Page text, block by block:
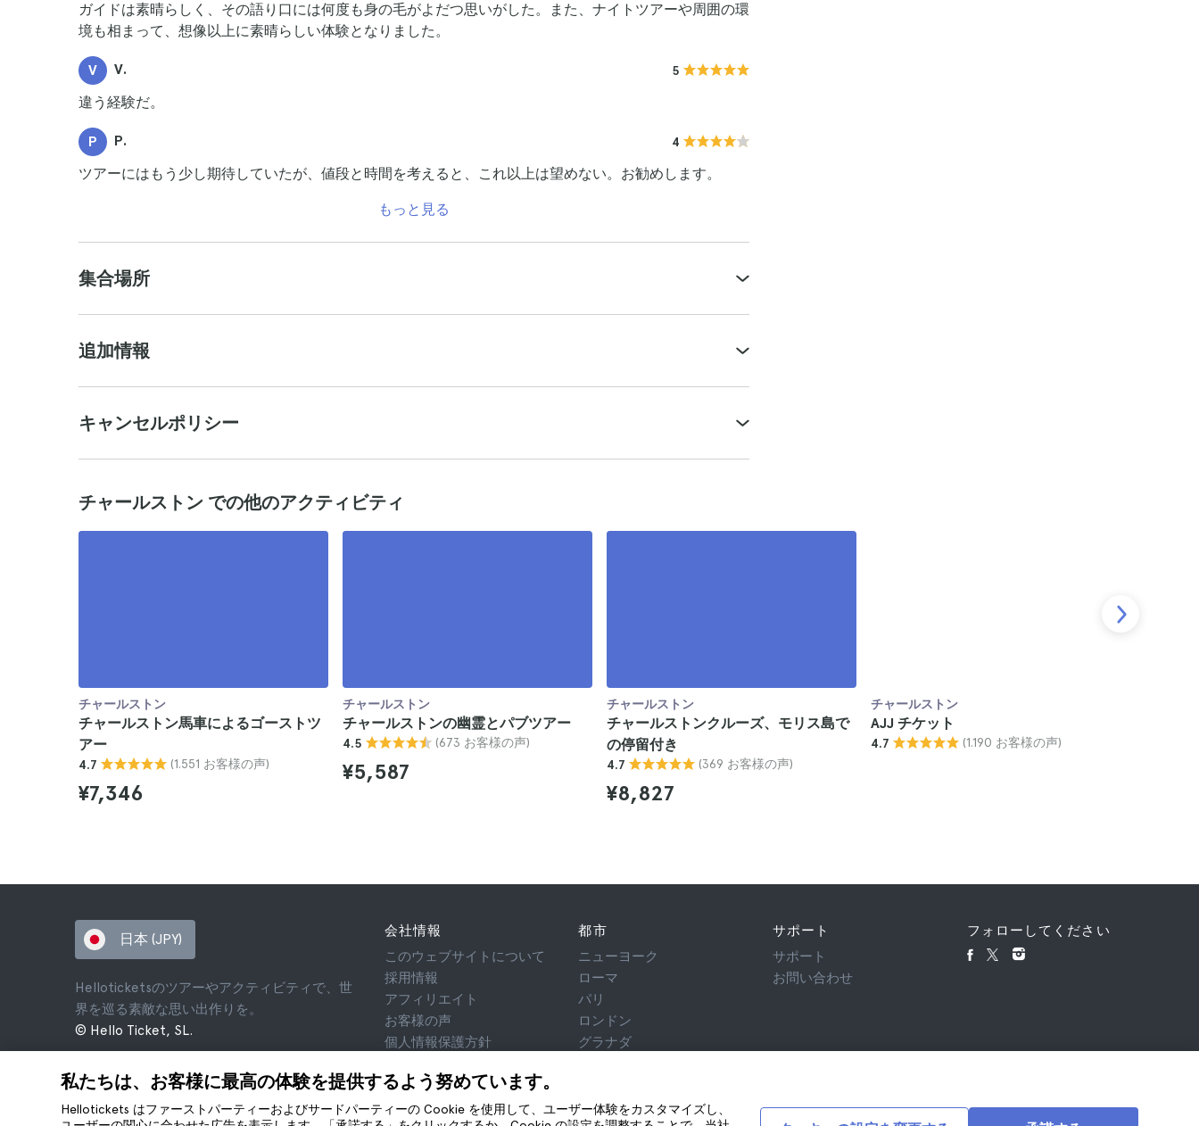
ガイドは素晴らしく、その語り口には何度も身の毛がよだつ思いがした。また、ナイトツアーや周囲の環
境も相まって、想像以上に素晴らしい体験となりました。
V V. 5
違う経験だ。
P P. 4
ツアーにはもう少し期待していたが、値段と時間を考えると、これ以上は望めない。お勧めします。
もっと見る
集合場所
追加情報
キャンセルポリシー
チャールストン での他のアクティビティ
チャールストン
チャールストン馬車によるゴーストツ
アー
4.7 (1.551 お客様の声)
¥7,346
チャールストン
チャールストンの幽霊とパブツアー
4.5 (673 お客様の声)
¥5,587
チャールストン
チャールストンクルーズ、モリス島で
の停留付き
4.7 (369 お客様の声)
¥8,827
チャールストン
AJJ チケット
4.7 (1.190 お客様の声)
私たちは、お客様に最高の体験を提供するよう努めています。
Hellotickets はファーストパーティーおよびサードパーティーの Cookie を使用して、ユーザー体験をカスタマイズし、
日本 (JPY)
Helloticketsのツアーやアクティビティで、世
界を巡る素敵な思い出作りを。
© Hello Ticket, SL.
会社情報
このウェブサイトについて
採用情報
アフィリエイト
お客様の声
個人情報保護方針
法律相談
cookie
都市
ニューヨーク
ローマ
パリ
ロンドン
グラナダ
サポート
サポート
お問い合わせ
フォローしてください